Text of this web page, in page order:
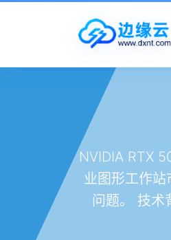
NVIDIA RTX
业图形工作
问题。 技术